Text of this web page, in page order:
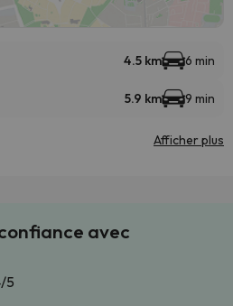
4.5 km 6 min
5.9 km 9 min
Afficher plus
avec
5